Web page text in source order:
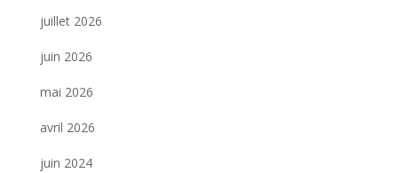
juillet 2026
juin 2026
mai 2026
avril 2026
juin 2024